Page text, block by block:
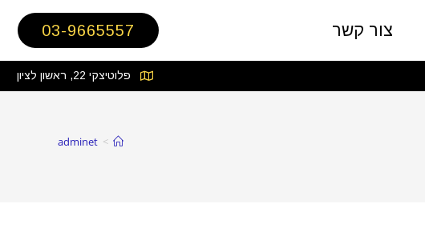
צור קשר 03-9665557
פלוטיצקי 22, ראשון לציון
>
adminet